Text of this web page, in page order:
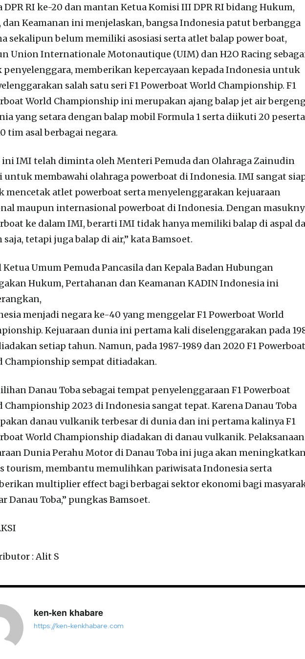
DPR RI ke-20 dan mantan Ketua Komisi III DPR RI bidang Hukum,
dan Keamanan ini menjelaskan, bangsa Indonesia patut berbangga
sekalipun belum memiliki asosiasi serta atlet balap power boat,
Union Internationale Motonautique (UIM) dan H2O Racing
penyelenggara, memberikan kepercayaan kepada Indonesia untuk
salah satu seri F1 Powerboat World Championship. F1
World Championship ini merupakan ajang balap jet air
yang setara dengan balap mobil Formula 1 serta diikuti 20 peserta
tim asal berbagai negara.
ini IMI telah diminta oleh Menteri Pemuda dan Olahraga Zainudin
untuk membawahi olahraga powerboat di Indonesia. IMI sangat
mencetak atlet powerboat serta menyelenggarakan kejuaraan
maupun internasional powerboat di Indonesia. Dengan
ke dalam IMI, berarti IMI tidak hanya memiliki balap di aspal
saja, tetapi juga balap di air,” kata Bamsoet.
Ketua Umum Pemuda Pancasila dan Kepala Badan Hubungan
Hukum, Pertahanan dan Keamanan KADIN Indonesia ini
menjadi negara ke-40 yang menggelar F1 Powerboat World
Kejuaraan dunia ini pertama kali diselenggarakan pada
setiap tahun. Namun, pada 1987-1989 dan 2020 F1
Championship sempat ditiadakan.
Danau Toba sebagai tempat penyelenggaraan F1 Powerboat
Championship 2023 di Indonesia sangat tepat. Karena Danau Toba
danau vulkanik terbesar di dunia dan ini pertama kalinya F1
World Championship diadakan di danau vulkanik. Pelaksanaan
Dunia Perahu Motor di Danau Toba ini juga akan
tourism, membantu memulihkan pariwisata Indonesia serta
multiplier effect bagi berbagai sektor ekonomi bagi
Danau Toba,” pungkas Bamsoet.
: Alit S
ken-ken khabare
https://ken-kenkhabare.com